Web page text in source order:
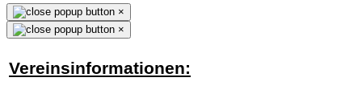
×
×
Vereinsinformationen: